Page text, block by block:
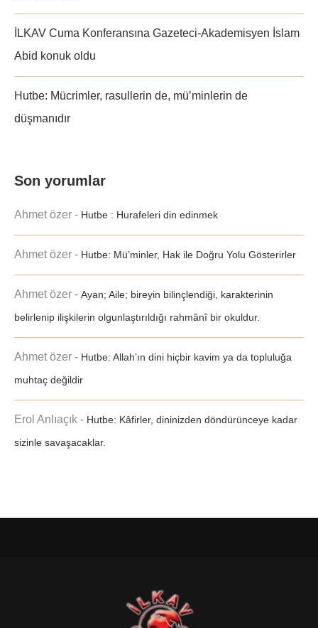
İLKAV Cuma Konferansına Gazeteci-Akademisyen İslam
Abid konuk oldu
Hutbe: Mücrimler, rasullerin de, mü’minlerin de
düşmanıdır
Son yorumlar
Ahmet özer - Hutbe : Hurafeleri din edinmek
Ahmet özer - Hutbe: Mü’minler, Hak ile Doğru Yolu Gösterirler
Ahmet özer - Ayan; Aile; bireyin bilinçlendiği, karakterinin
belirlenip ilişkilerin olgunlaştırıldığı rahmânî bir okuldur.
Ahmet özer - Hutbe: Allah’ın dini hiçbir kavim ya da topluluğa
muhtaç değildir
Erol Anlıaçık - Hutbe: Kâfirler, dininizden döndürünceye kadar
sizinle savaşacaklar.